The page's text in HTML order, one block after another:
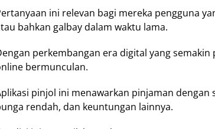
ini relevan bagi mereka pengguna
bahkan galbay dalam waktu lama.
perkembangan era digital yang
bermunculan.
pinjol ini menawarkan pinjaman
rendah, dan keuntungan lainnya.